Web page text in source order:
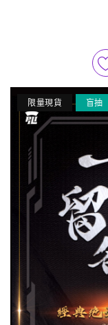
限量現貨 盲抽